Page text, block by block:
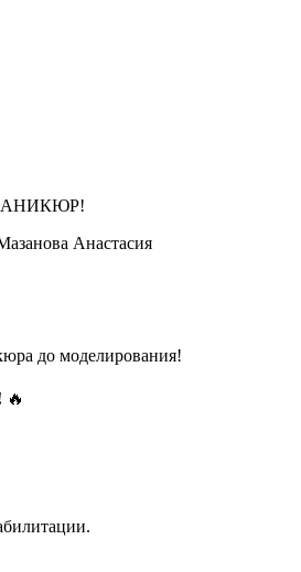
Анастасия
до моделирования!
🔥